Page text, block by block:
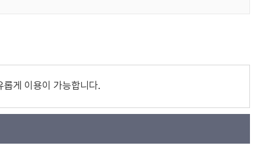
롭게 이용이 가능합니다.